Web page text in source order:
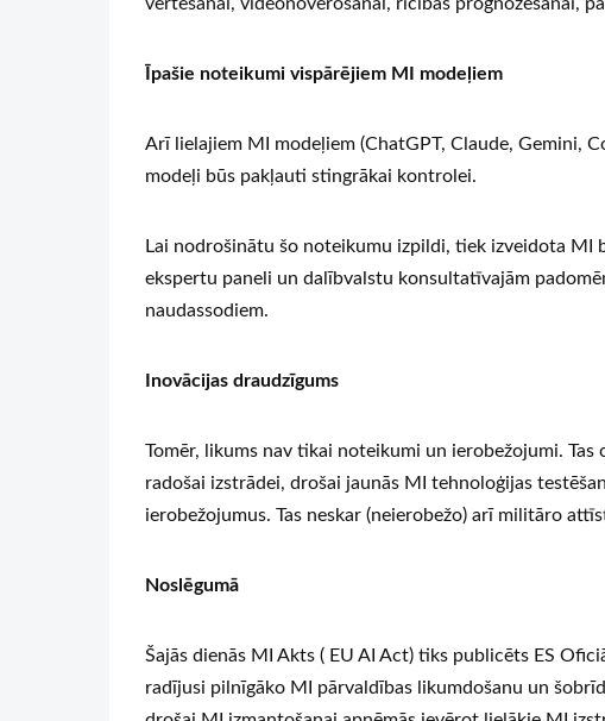
Īpašie noteikumi vispārējiem MI modeļiem
Arī lielajiem MI modeļiem (ChatGPT, Claude, Gemini,
modeļi būs pakļauti stingrākai kontrolei.
Lai nodrošinātu šo noteikumu izpildi, tiek izveidota
ekspertu paneli un dalībvalstu konsultatīvajām
naudassodiem.
Inovācijas draudzīgums
Tomēr, likums nav tikai noteikumi un ierobežojumi.
radošai izstrādei, drošai jaunās MI tehnoloģijas
ierobežojumus. Tas neskar (neierobežo) arī militāro
Noslēgumā
Šajās dienās MI Akts ( EU AI Act) tiks publicēts ES
radījusi pilnīgāko MI pārvaldības likumdošanu un